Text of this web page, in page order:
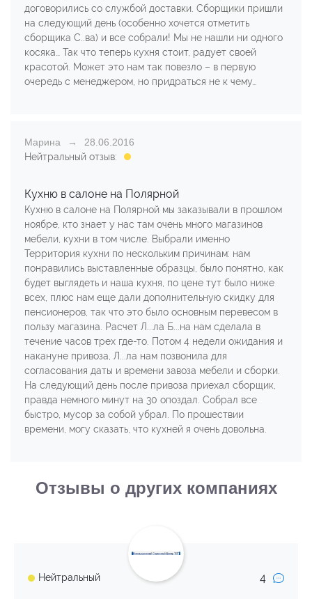
договорились со службой доставки. Сборщики пришли
на следующий день (особенно хочется отметить
сборщика С..ва) и все собрали! Мы не нашли ни одного
косяка… Так что теперь кухня стоит, радует своей
красотой. Может это нам так повезло – в первую
очередь с менеджером, но придраться не к чему…
Марина
28.06.2016
Нейтральный отзыв:
Кухню в салоне на Полярной
Кухню в салоне на Полярной мы заказывали в прошлом
ноябре, кто знает у нас там очень много магазинов
мебели, кухни в том числе. Выбрали именно
Территория кухни по нескольким причинам: нам
понравились выставленные образцы, было понятно, как
будет выглядеть и наша кухня, по цене тут было ниже
всех, плюс нам еще дали дополнительную скидку для
пенсионеров, так что это было основным перевесом в
пользу магазина. Расчет Л...ла Б...на нам сделала в
течение часов трех где-то. Потом 4 недели ожидания и
накануне привоза, Л...ла нам позвонила для
согласования даты и времени завоза мебели и сборки.
На следующий день после привоза приехал сборщик,
правда немного минут на 30 опоздал. Собрал все
быстро, мусор за собой убрал. По прошествии
времени, могу сказать, что кухней я очень довольна.
Отзывы о других компаниях
Нейтральный 4